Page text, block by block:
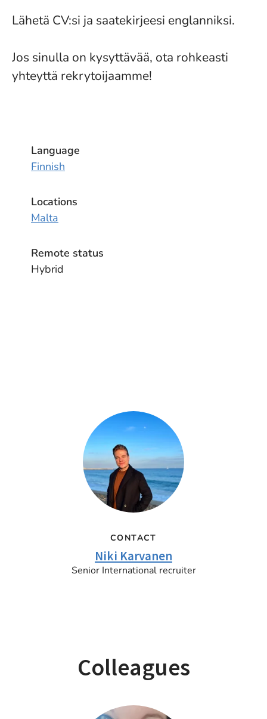
Lähetä CV:si ja saatekirjeesi englanniksi.
Jos sinulla on kysyttävää, ota rohkeasti
yhteyttä rekrytoijaamme!
Language
Finnish
Locations
Malta
Remote status
Hybrid
CONTACT
Niki Karvanen
Senior International recruiter
Colleagues